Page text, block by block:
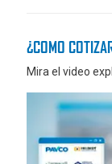
¿COMO
Mira el video